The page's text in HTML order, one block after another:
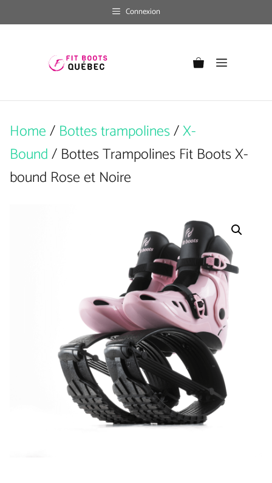
Connexion
Menu
Home/ Bottes trampolines/X-
Bound/ Bottes Trampolines Fit Boots X-
bound Rose et Noire